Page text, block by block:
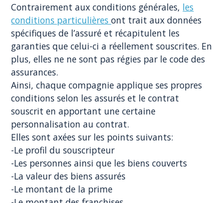
Contrairement aux conditions générales, les
conditions particulièresont trait aux données
spécifiques de l’assuré et récapitulent les
garanties que celui-ci a réellement souscrites. En
plus, elles ne ne sont pas régies par le code des
assurances.
Ainsi, chaque compagnie applique ses propres
conditions selon les assurés et le contrat
souscrit en apportant une certaine
personnalisation au contrat.
Elles sont axées sur les points suivants:
-Le profil du souscripteur
-Les personnes ainsi que les biens couverts
-La valeur des biens assurés
-Le montant de la prime